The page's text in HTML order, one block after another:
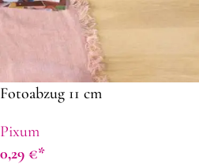
Fotoabzug 11 cm
Pixum
0,29 €